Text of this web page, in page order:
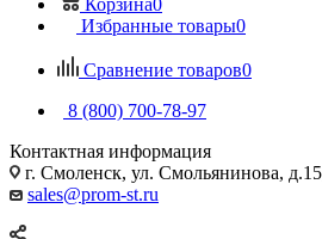
Корзина0
Избранные товары0
Сравнение товаров0
8 (800) 700-78-97
Контактная информация
г. Смоленск, ул. Смольянинова,
sales@prom-st.ru